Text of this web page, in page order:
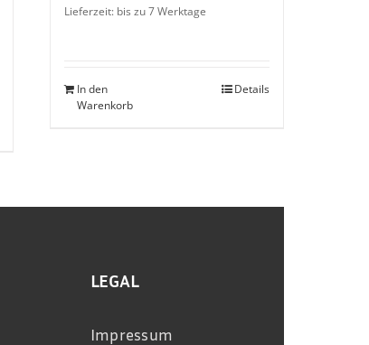
Lieferzeit: bis zu 7 Werktage
In den
Warenkorb
Details
LEGAL
Impressum